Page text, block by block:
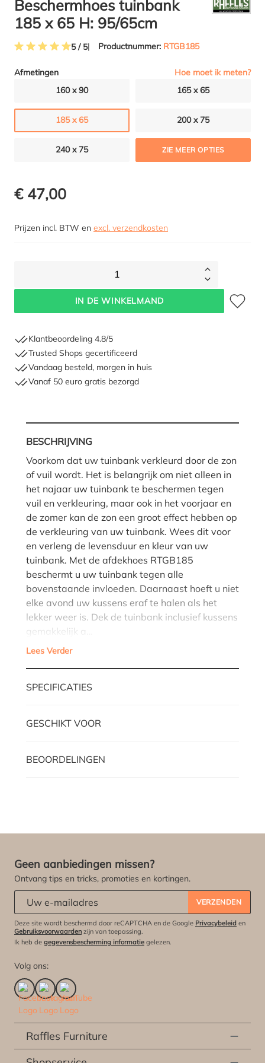
Beschermhoes tuinbank
185 x 65 H: 95/65cm
5 / 5 Productnummer: RTGB185
Afmetingen
Hoe moet ik meten?
160 x 90
165 x 65
185 x 65 200 x 75
240 x 75 ZIE MEER OPTIES
€ 47,00
Prijzen incl. BTW en excl. verzendkosten
1
IN DE WINKELMAND
Klantbeoordeling 4.8/5
Trusted Shops gecertificeerd
Vandaag besteld, morgen in huis
Vanaf 50 euro gratis bezorgd
BESCHRIJVING
Voorkom dat uw tuinbank verkleurd door de zon
of vuil wordt. Het is belangrijk om niet alleen in
het najaar uw tuinbank te beschermen tegen
vuil en verkleuring, maar ook in het voorjaar en
de zomer kan de zon een groot effect hebben op
de verkleuring van uw tuinbank. Wees dit voor
en verleng de levensduur en kleur van uw
tuinbank. Met de afdekhoes RTGB185
beschermt u uw tuinbank tegen alle
bovenstaande invloeden. Daarnaast hoeft u niet
elke avond uw kussens eraf te halen als het
lekker weer is. Dek de tuinbank inclusief kussens
gemakkelijk a…
Lees Verder
SPECIFICATIES
GESCHIKT VOOR
BEOORDELINGEN
Geen aanbiedingen missen?
Ontvang tips en tricks, promoties en kortingen.
VERZENDEN
Deze site wordt beschermd door reCAPTCHA en de Google Privacybeleid en
Gebruiksvoorwaarden zijn van toepassing.
Ik heb de gegevensbescherming informatie gelezen.
Volg ons:
Raffles Furniture